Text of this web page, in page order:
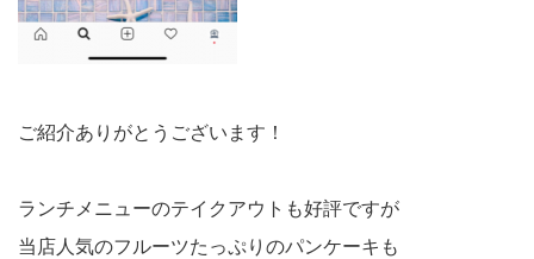
ご紹介ありがとうございます！
ランチメニューのテイクアウトも好評ですが
当店人気のフルーツたっぷりのパンケーキも